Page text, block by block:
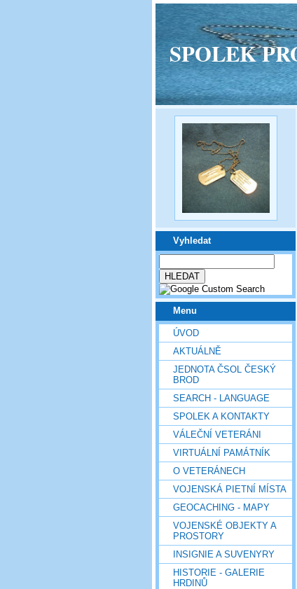
SPOLEK
Vyhledat
Menu
ÚVOD
AKTUÁLNĚ
JEDNOTA ČSOL ČESKÝ
BROD
SEARCH - LANGUAGE
SPOLEK A KONTAKTY
VÁLEČNÍ VETERÁNI
VIRTUÁLNÍ PAMÁTNÍK
O VETERÁNECH
VOJENSKÁ PIETNÍ MÍSTA
GEOCACHING - MAPY
VOJENSKÉ OBJEKTY A
PROSTORY
INSIGNIE A SUVENYRY
HISTORIE - GALERIE
HRDINŮ